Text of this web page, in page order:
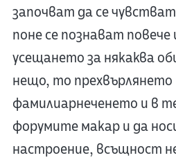
започват да се
поне се познават
усещането за някаква
нещо, то прехвърлянето
фамилиарнеченето и в
форумите макар и да
настроение, всъщност